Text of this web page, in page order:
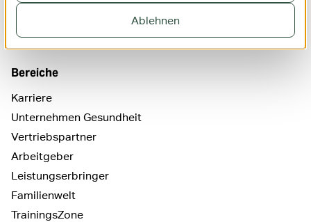
Ablehnen
English: health insurance
Bereiche
Karriere
Unternehmen Gesundheit
Vertriebspartner
Arbeitgeber
Leistungserbringer
Familienwelt
TrainingsZone